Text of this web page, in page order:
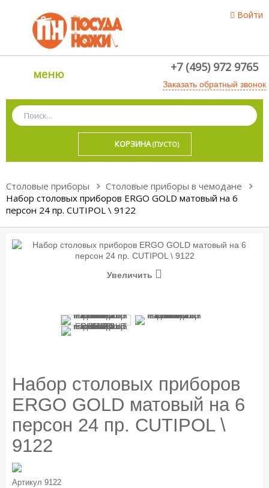
Войти
меню +7 (495) 972 9765
Заказать обратный звонок
КОРЗИНА (ПУСТО)
Столовые приборы
Столовые приборы в чемодане
Набор столовых приборов ERGO GOLD матовый на 6
персон 24 пр. CUTIPOL \ 9122
Увеличить
Набор столовых приборов
ERGO GOLD матовый на 6
персон 24 пр. CUTIPOL \
9122
Артикул 9122